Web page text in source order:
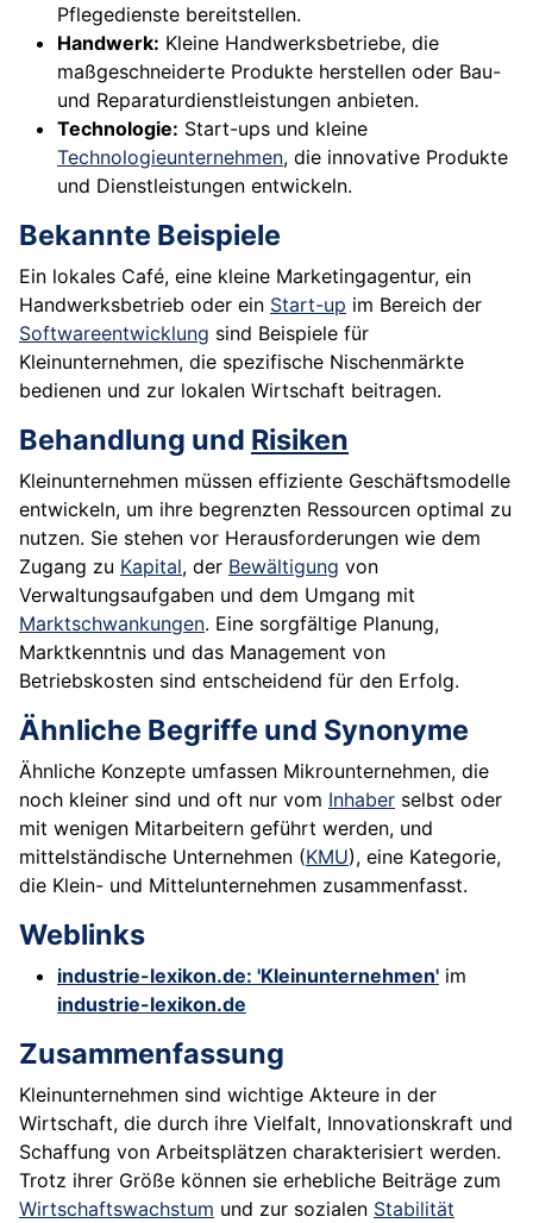
Pflegedienste bereitstellen.
Handwerk: Kleine Handwerksbetriebe, die
maßgeschneiderte Produkte herstellen oder Bau-
und Reparaturdienstleistungen anbieten.
Technologie: Start-ups und kleine
Technologieunternehmen, die innovative Produkte
und Dienstleistungen entwickeln.
Bekannte Beispiele
Ein lokales Café, eine kleine Marketingagentur, ein
Handwerksbetrieb oder ein Start-up im Bereich der
Softwareentwicklung sind Beispiele für
Kleinunternehmen, die spezifische Nischenmärkte
bedienen und zur lokalen Wirtschaft beitragen.
Behandlung und Risiken
Kleinunternehmen müssen effiziente Geschäftsmodelle
entwickeln, um ihre begrenzten Ressourcen optimal zu
nutzen. Sie stehen vor Herausforderungen wie dem
Zugang zu Kapital, der Bewältigung von
Verwaltungsaufgaben und dem Umgang mit
Marktschwankungen. Eine sorgfältige Planung,
Marktkenntnis und das Management von
Betriebskosten sind entscheidend für den Erfolg.
Ähnliche Begriffe und Synonyme
Ähnliche Konzepte umfassen Mikrounternehmen, die
noch kleiner sind und oft nur vom Inhaber selbst oder
mit wenigen Mitarbeitern geführt werden, und
mittelständische Unternehmen (KMU), eine Kategorie,
die Klein- und Mittelunternehmen zusammenfasst.
Weblinks
industrie-lexikon.de: 'Kleinunternehmen' im
industrie-lexikon.de
Zusammenfassung
Kleinunternehmen sind wichtige Akteure in der
Wirtschaft, die durch ihre Vielfalt, Innovationskraft und
Schaffung von Arbeitsplätzen charakterisiert werden.
Trotz ihrer Größe können sie erhebliche Beiträge zum
Wirtschaftswachstum und zur sozialen Stabilität